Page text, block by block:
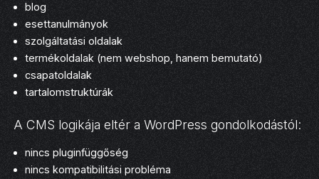
blog
esettanulmányok
szolgáltatási oldalak
termékoldalak (nem webshop, hanem bemutató)
csapatoldalak
tartalomstruktúrák
A CMS logikája eltér a WordPress gondolkodástól:
nincs pluginfüggőség
nincs kompatibilitási probléma